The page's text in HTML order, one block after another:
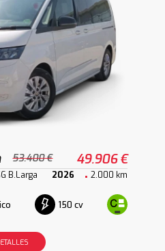
53.400 € 49.906 €
B.Larga 2026 2.000 km
150 cv